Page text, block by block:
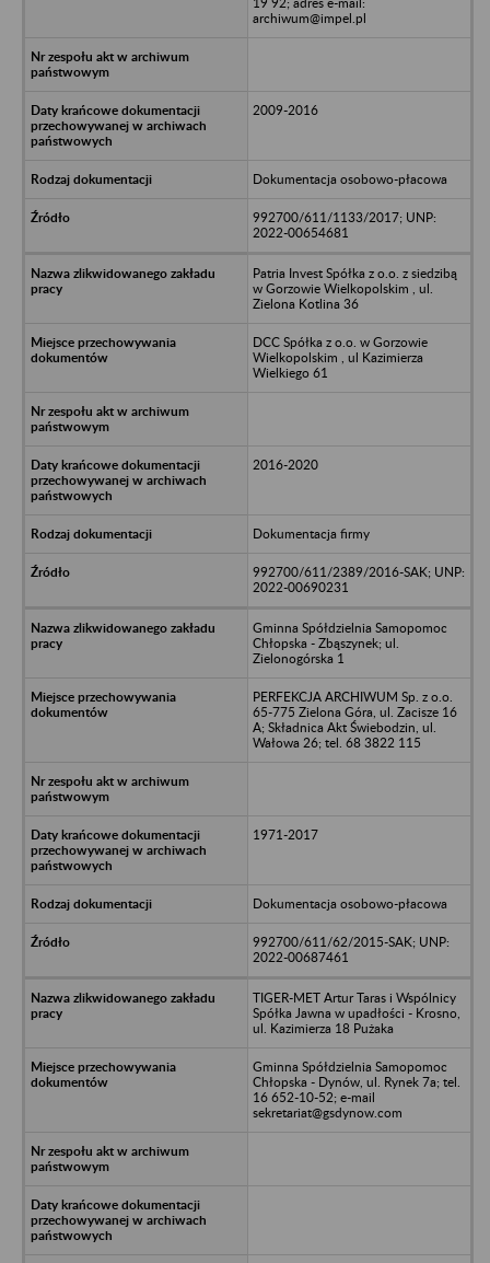
archiwum@impel.pl
2009-2016
Dokumentacja osobowo-płacowa
992700/611/1133/2017; UNP:
2022-00654681
Patria Invest Spółka z o.o. z siedzibą
w Gorzowie Wielkopolskim , ul.
Zielona Kotlina 36
DCC Spółka z o.o. w Gorzowie
Wielkopolskim , ul Kazimierza
Wielkiego 61
2016-2020
Dokumentacja firmy
992700/611/2389/2016-SAK; UNP:
2022-00690231
Gminna Spółdzielnia Samopomoc
Chłopska - Zbąszynek; ul.
Zielonogórska 1
PERFEKCJA ARCHIWUM Sp. z o.o.
65-775 Zielona Góra, ul. Zacisze 16
A; Składnica Akt Świebodzin, ul.
Wałowa 26; tel. 68 3822 115
1971-2017
Dokumentacja osobowo-płacowa
992700/611/62/2015-SAK; UNP:
2022-00687461
TIGER-MET Artur Taras i Wspólnicy
Spółka Jawna w upadłości - Krosno,
ul. Kazimierza 18 Pużaka
Gminna Spółdzielnia Samopomoc
Chłopska - Dynów, ul. Rynek 7a; tel.
16 652-10-52; e-mail
sekretariat@gsdynow.com